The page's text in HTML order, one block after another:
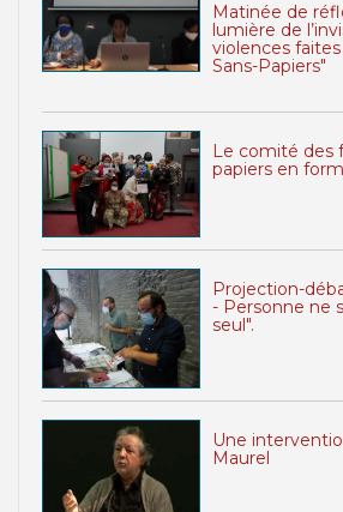
Matinée de
lumière de
violences
Sans-Papiers"
Le comité des
papiers en
Projection-
- Personne ne
seul".
Une
Maurel